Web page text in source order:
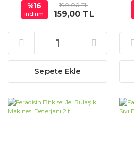
%16
indirim
190,00 TL
159,00 TL
Sepete Ekle